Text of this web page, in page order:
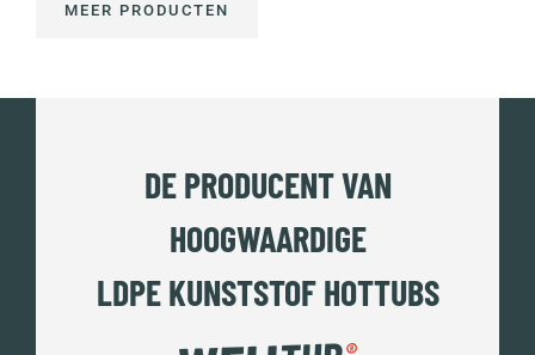
MEER PRODUCTEN
DE PRODUCENT VAN
HOOGWAARDIGE
LDPE KUNSTSTOF HOTTUBS